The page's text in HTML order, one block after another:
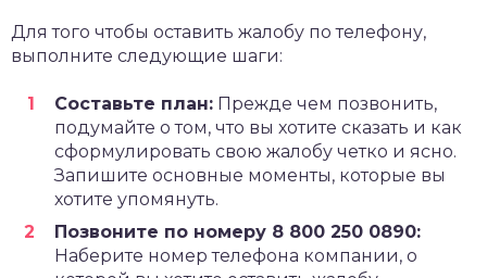
Для того чтобы оставить жалобу по телефону,
выполните следующие шаги:
Составьте план: Прежде чем позвонить,
подумайте о том, что вы хотите сказать и как
сформулировать свою жалобу четко и ясно.
Запишите основные моменты, которые вы
хотите упомянуть.
Позвоните по номеру 8 800 250 0890:
Наберите номер телефона компании, о